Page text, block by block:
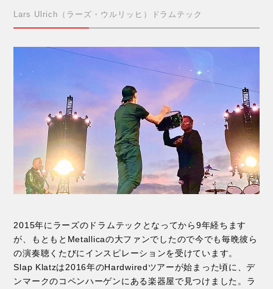
Lars Ulrich（ラーズ・ウルリッヒ）ドラムテック
2015年にラーズのドラムテックとなってから9年経ちます
が、もともとMetallicaの大ファンでしたので今でも毎晩彼ら
の演奏聴くたびにインスピレーションを受けています。
Slap Klatzは2016年のHardwiredツアーが始まった頃に、デ
ンマークのコペンハーゲンにある楽器屋で見つけました。ラ